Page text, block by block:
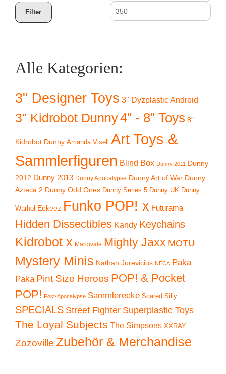
Preis
Filter
Alle Kategorien:
3" Designer Toys 3" Dyzplastic Android
3" Kidrobot Dunny4" - 8" Toys 8"
Kidrobot Dunny Amanda Visell
Art Toys &
Sammlerfiguren Blind Box Dunny 2011 Dunny
2012 Dunny 2013 Dunny Apocalypse Dunny Art of War Dunny
Azteca 2 Dunny Odd Ones Dunny Series 5 Dunny UK Dunny
Warhol Eekeez Funko POP! x Futurama
Hidden Dissectibles Kandy Keychains
Kidrobot x Mardivale Mighty Jaxx MOTU
Mystery Minis Nathan Jurevicius NECA Paka
Paka Pint Size Heroes POP! & Pocket
POP! Post-Apocalypse Sammlerecke Scared Silly
SPECIALS Street Fighter Superplastic Toys
The Loyal Subjects The Simpsons XXRAY
Zozoville Zubehör & Merchandise